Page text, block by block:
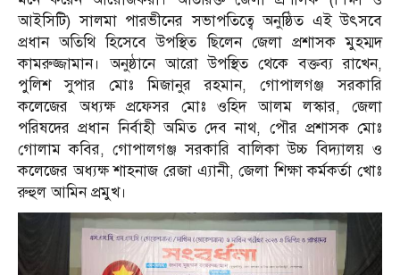
আইসিটি) সালমা পারভীনের সভাপতিত্বে অনুষ্ঠিত এই উৎসবে
প্রধান অতিথি হিসেবে উপস্থিত ছিলেন জেলা প্রশাসক মুহম্মদ
কামরুজ্জামান। অনুষ্ঠানে আরো উপস্থিত থেকে বক্তব্য রাখেন,
পুলিশ সুপার মোঃ মিজানুর রহমান, গোপালগঞ্জ সরকারি
কলেজের অধ্যক্ষ প্রফেসর মোঃ ওহিদ আলম লস্কার, জেলা
পরিষদের প্রধান নির্বাহী অমিত দেব নাথ, পৌর প্রশাসক মোঃ
গোলাম কবির, গোপালগঞ্জ সরকারি বালিকা উচ্চ বিদ্যালয় ও
কলেজের অধ্যক্ষ শাহনাজ রেজা এ্যানী, জেলা শিক্ষা কর্মকর্তা খোঃ
রুহুল আমিন প্রমুখ।